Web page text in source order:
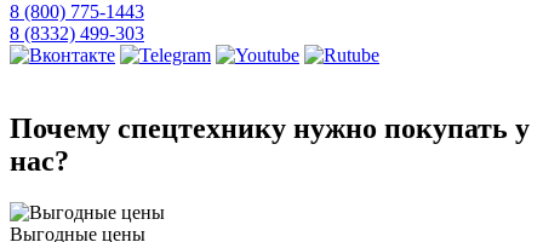
8 (800) 775-1443
8 (8332) 499-303
Почему спецтехнику нужно покупать у
нас?
Выгодные цены